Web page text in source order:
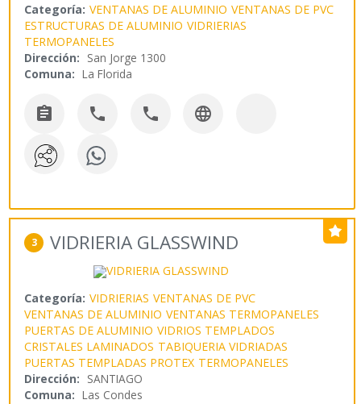
Categoría: VENTANAS DE ALUMINIO VENTANAS DE PVC
ESTRUCTURAS DE ALUMINIO VIDRIERIAS
TERMOPANELES
Dirección: San Jorge 1300
Comuna: La Florida
   
3 VIDRIERIA GLASSWIND
Categoría: VIDRIERIAS VENTANAS DE PVC
VENTANAS DE ALUMINIO VENTANAS TERMOPANELES
PUERTAS DE ALUMINIO VIDRIOS TEMPLADOS
CRISTALES LAMINADOS TABIQUERIA VIDRIADAS
PUERTAS TEMPLADAS PROTEX TERMOPANELES
Dirección: SANTIAGO
Comuna: Las Condes